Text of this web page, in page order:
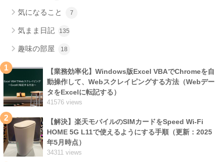
気になること 7
気まま日記 135
趣味の部屋 18
1
【業務効率化】Windows版Excel VBAでChromeを自
動操作して、Webスクレイピングする方法（Webデー
タをExcelに転記する）
41576 views
2
【解決】楽天モバイルのSIMカードをSpeed Wi-Fi
HOME 5G L11で使えるようにする手順（更新：2025
年5月時点）
34311 views